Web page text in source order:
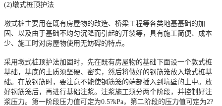
(2)墩式桩顶护法
墩式桩主要用在既有房屋物的改造、桥梁工程等各类地基基础的加
固、以及由于基础不均匀沉降而引起的开裂等，具有施工简便、成本
少、施工时对房屋物使用无妨碍的特点。
采用墩式桩顶护法加固时，先在既有房屋物的基础下面设一个敦式桩
基础，基底的土质须坚硬、密实，然后将做好的钢筋笼放入墩式桩基
础。在放钢筋时，要注意不能使钢筋笼的端部插入到坑壁的土中。放
好钢筋笼后，再进行基础注浆。注浆施工须分两个阶段，并控制好注
浆压力。第一阶段压力值可定为0.5?kPa，第二阶段的压力值可定为2?